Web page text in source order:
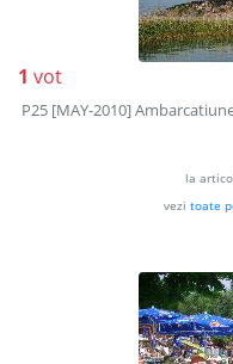
1 vot
P25 [MAY-2010]
la
vezi toate